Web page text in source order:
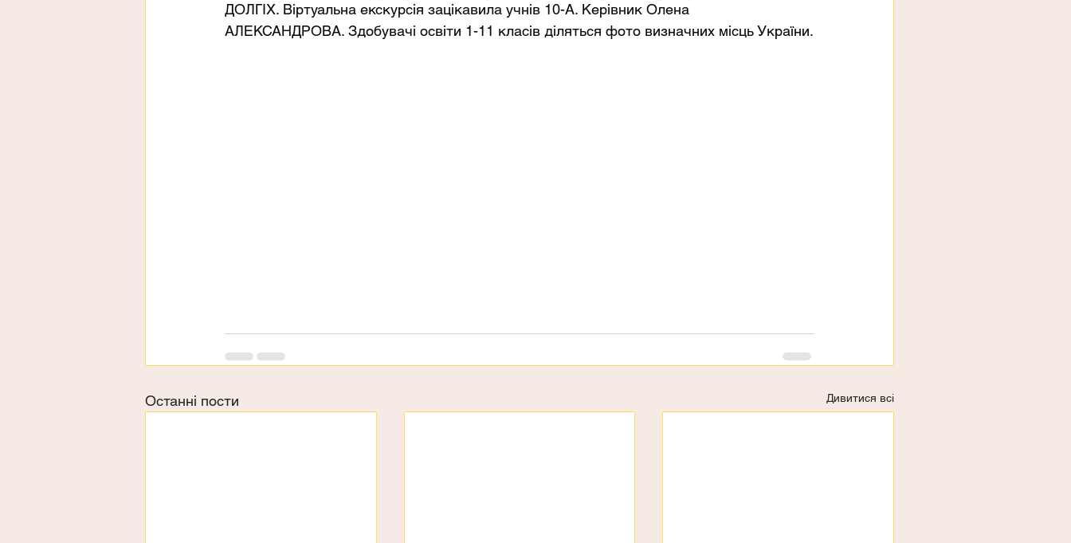
ДОЛГІХ. Віртуальна екскурсія зацікавила учнів 10-А. Керівник Олена
АЛЕКСАНДРОВА. Здобувачі освіти 1-11 класів діляться фото визначних місць України.
Останні пости Дивитися всі